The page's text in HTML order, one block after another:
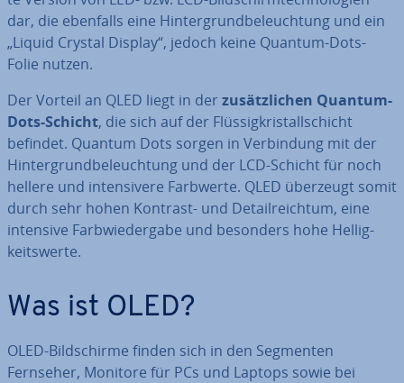
dar, die ebenfalls eine Hin­ter­grund­be­leuch­tung und ein
„Liquid Crystal Display“, jedoch keine Quantum-Dots-
Folie nutzen.
Der Vorteil an QLED liegt in der zu­sätz­li­chen Quantum-
Dots-Schicht, die sich auf der Flüs­sig­kris­tall­schicht
befindet. Quantum Dots sorgen in Ver­bin­dung mit der
Hin­ter­grund­be­leuch­tung und der LCD-Schicht für noch
hellere und in­ten­si­ve­re Farbwerte. QLED überzeugt somit
durch sehr hohen Kontrast- und De­tail­reich­tum, eine
intensive Farb­wie­der­ga­be und besonders hohe Hel­lig­
keits­wer­te.
Was ist OLED?
OLED-Bild­schir­me finden sich in den Segmenten
Fernseher, Monitore für PCs und Laptops sowie bei